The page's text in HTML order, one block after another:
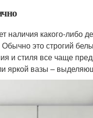
наличия какого-либо
это строгий
и стиля все чаще
яркой вазы –